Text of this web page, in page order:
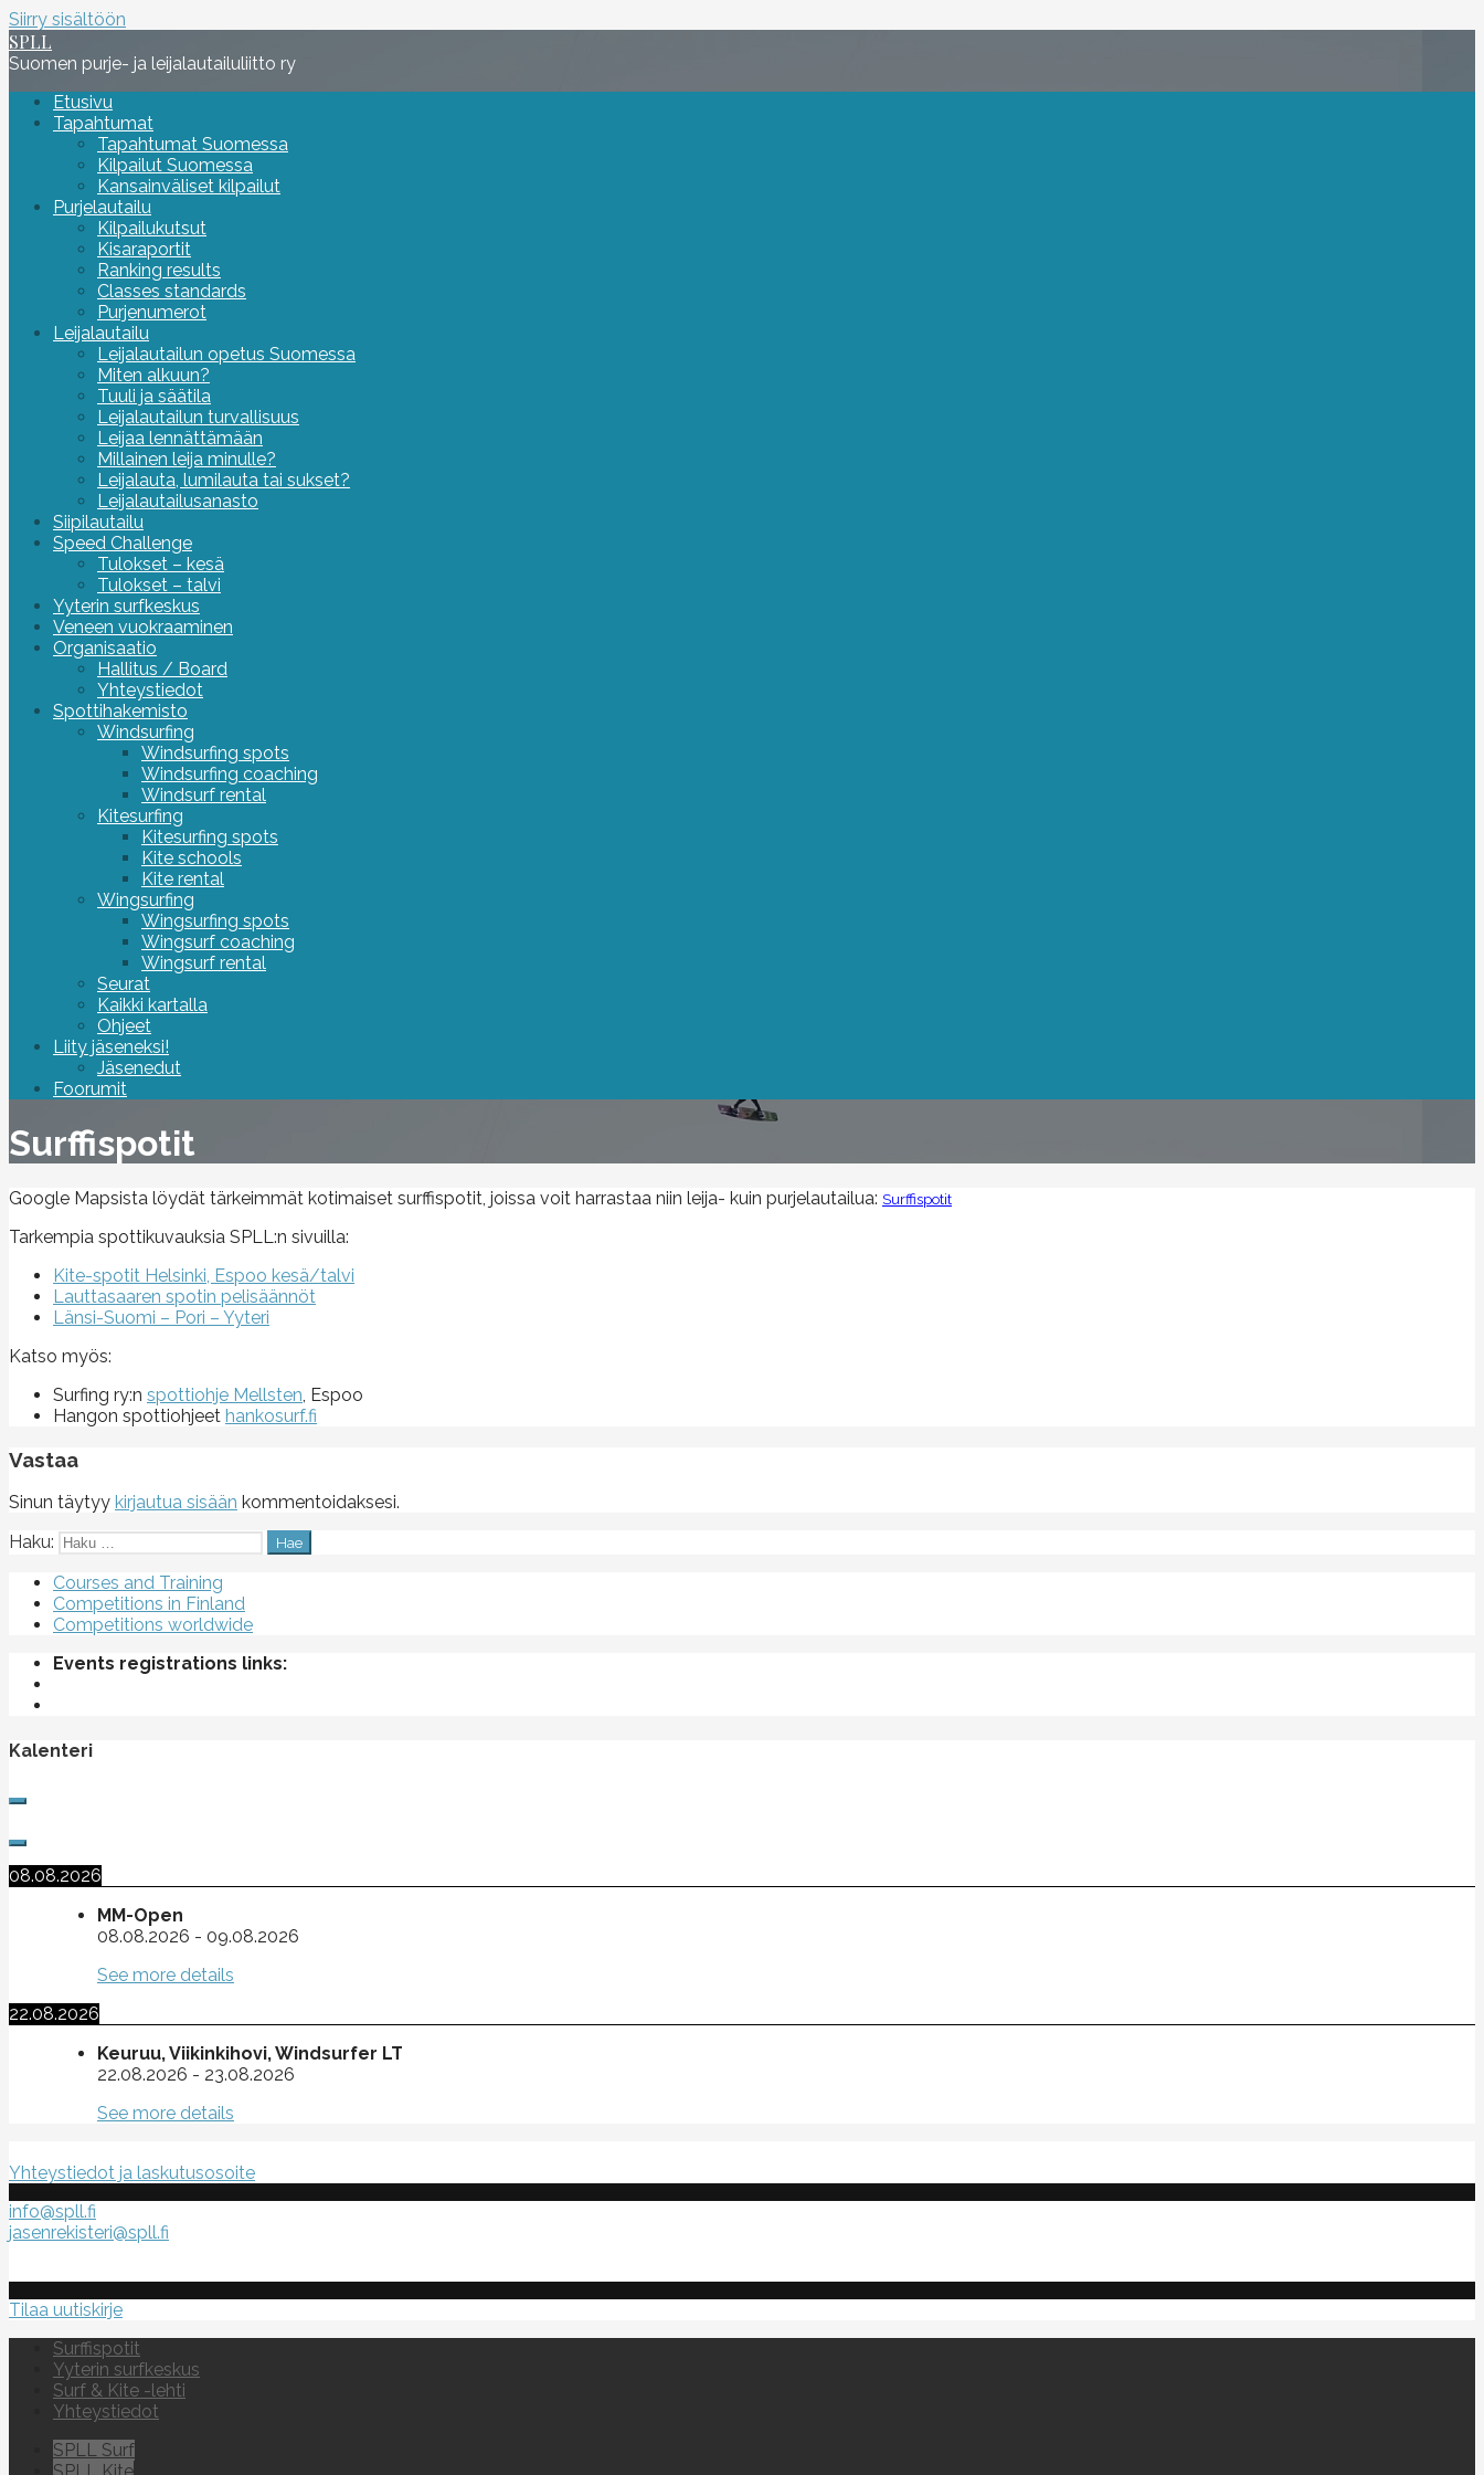
Siirry sisältöön
SPLL
Suomen purje- ja leijalautailuliitto ry
Etusivu
Tapahtumat
Tapahtumat Suomessa
Kilpailut Suomessa
Kansainväliset kilpailut
Purjelautailu
Kilpailukutsut
Kisaraportit
Ranking results
Classes standards
Purjenumerot
Leijalautailu
Leijalautailun opetus Suomessa
Miten alkuun?
Tuuli ja säätila
Leijalautailun turvallisuus
Leijaa lennättämään
Millainen leija minulle?
Leijalauta, lumilauta tai sukset?
Leijalautailusanasto
Siipilautailu
Speed Challenge
Tulokset – kesä
Tulokset – talvi
Yyterin surfkeskus
Veneen vuokraaminen
Organisaatio
Hallitus / Board
Yhteystiedot
Spottihakemisto
Windsurfing
Windsurfing spots
Windsurfing coaching
Windsurf rental
Kitesurfing
Kitesurfing spots
Kite schools
Kite rental
Wingsurfing
Wingsurfing spots
Wingsurf coaching
Wingsurf rental
Seurat
Kaikki kartalla
Ohjeet
Liity jäseneksi!
Jäsenedut
Foorumit
Surffispotit
Google Mapsista löydät tärkeimmät kotimaiset surffispotit, joissa voit harrastaa niin leija- kuin purjelautailua: Surffispotit
Tarkempia spottikuvauksia SPLL:n sivuilla:
Kite-spotit Helsinki, Espoo kesä/talvi
Lauttasaaren spotin pelisäännöt
Länsi-Suomi – Pori – Yyteri
Katso myös:
Surfing ry:n spottiohje Mellsten, Espoo
Hangon spottiohjeet hankosurf.fi
Vastaa
Sinun täytyy kirjautua sisään kommentoidaksesi.
Haku:
Courses and Training
Competitions in Finland
Competitions worldwide
Events registrations links:
Kalenteri
08.08.2026
MM-Open
08.08.2026 - 09.08.2026
See more details
22.08.2026
Keuruu, Viikinkihovi, Windsurfer LT
22.08.2026 - 23.08.2026
See more details
Yhteystiedot ja laskutusosoite
info@spll.fi
jasenrekisteri@spll.fi
Tilaa uutiskirje
Surffispotit
Yyterin surfkeskus
Surf & Kite -lehti
Yhteystiedot
SPLL Surf
SPLL Kite